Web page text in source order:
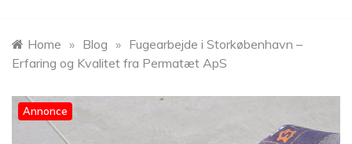
Home » Blog » Fugearbejde i Storkøbenhavn –
Erfaring og Kvalitet fra Permatæt ApS
Annonce